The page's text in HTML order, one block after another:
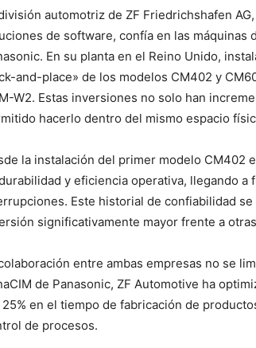
automotriz de ZF Friedrichshafen
de software, confía en las
En su planta en el Reino Unido,
and-place» de los modelos CM402 y
W2. Estas inversiones no solo han
hacerlo dentro del mismo espacio
la instalación del primer modelo CM402
y eficiencia operativa, llegando a
Este historial de confiabilidad
significativamente mayor frente a
entre ambas empresas no se
de Panasonic, ZF Automotive ha
en el tiempo de fabricación de
de procesos.